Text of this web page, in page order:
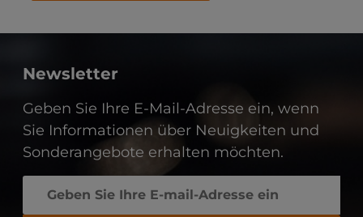
Newsletter
Geben Sie Ihre E-Mail-Adresse ein, wenn
Sie Informationen über Neuigkeiten und
Sonderangebote erhalten möchten.